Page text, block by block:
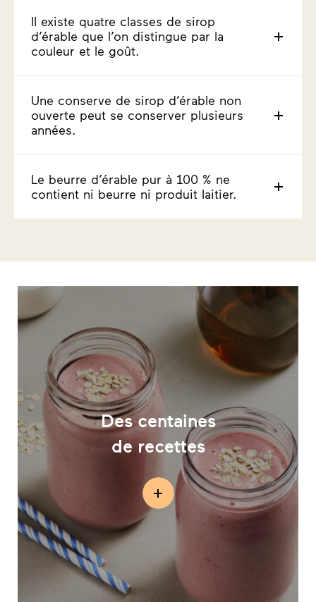
Il existe quatre classes de sirop
d’érable que l’on distingue par la
couleur et le goût.
Une conserve de sirop d’érable non
ouverte peut se conserver plusieurs
années.
Le beurre d’érable pur à 100 % ne
contient ni beurre ni produit laitier.
Des centaines
de recettes